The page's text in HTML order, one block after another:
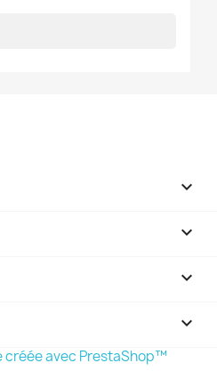



keyboard_arrow_down
avec PrestaShop™